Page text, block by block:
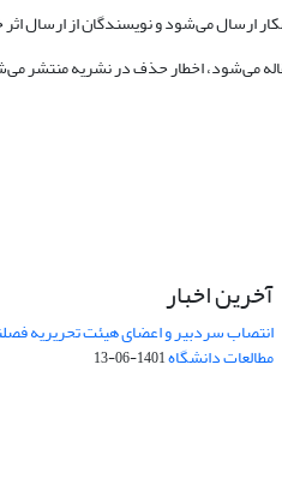
آخرین اخبار
انتصاب سردبیر و اعضای هیئت تحریریه
مطالعات دانشگاه1401-06-13